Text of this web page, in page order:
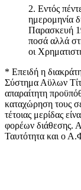
2. Εντός
ημερομηνία
Παρασκευή
ποσά αλλά
οι
* Επειδή η
Σύστημα Αϋλων
απαραίτητη
καταχώρηση τους
τέτοιας μερίδας
φορέων διάθεσης.
Ταυτότητα και ο